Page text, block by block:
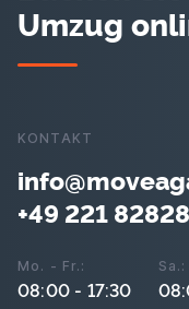
Umzug
KONTAKT
+49 221
Mo. - Fr.:
08:00 - 17:30
Sa.: